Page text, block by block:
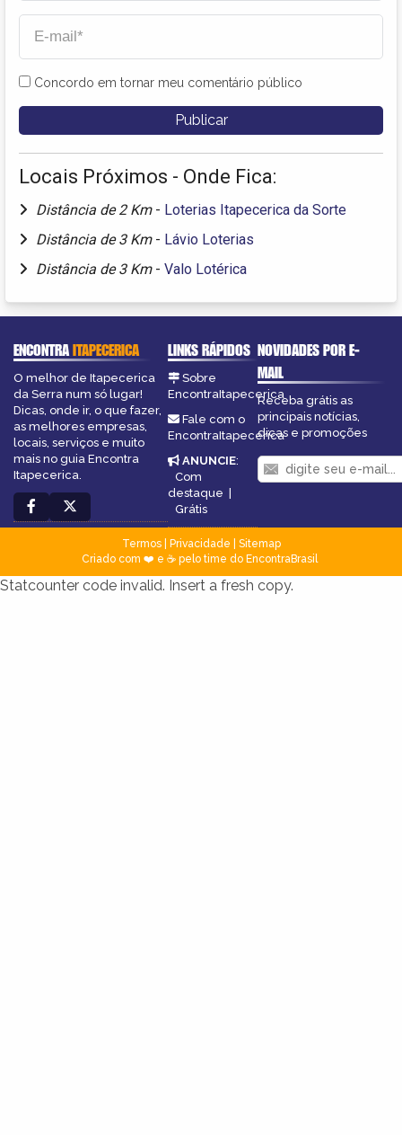
Concordo em tornar meu comentário público
Locais Próximos - Onde Fica:
Distância de 2 Km - Loterias Itapecerica da Sorte
Distância de 3 Km - Lávio Loterias
Distância de 3 Km - Valo Lotérica
ENCONTRAITAPECERICA
O melhor de Itapecerica
da Serra num só lugar!
Dicas, onde ir, o que fazer,
as melhores empresas,
locais, serviços e muito
mais no guia Encontra
Itapecerica.
LINKS RÁPIDOS
Sobre
EncontraItapecerica
Fale com o
EncontraItapecerica
ANUNCIE:
Com
destaque
Grátis
NOVIDADES POR E-
MAIL
Receba grátis as
principais notícias,
dicas e promoções
Termos| Privacidade
Sitemap
Criado com ❤️ e ☕ pelo time do EncontraBrasil
Statcounter code invalid. Insert a fresh copy.